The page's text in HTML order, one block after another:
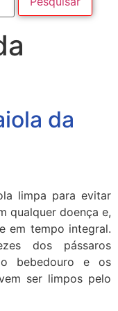
da
limpa para evitar
qualquer doença e,
em tempo integral.
dos pássaros
bebedouro e os
ser limpos pelo